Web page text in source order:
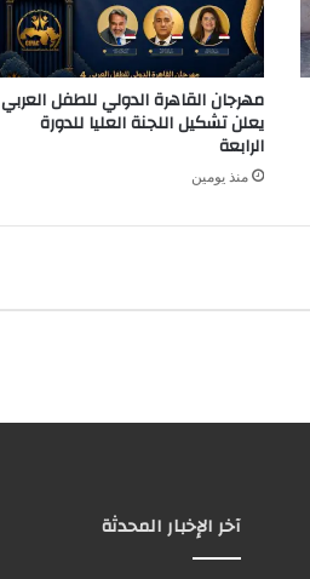
مهرجان القاهرة الدولي للطفل العربي
يعلن تشكيل اللجنة العليا للدورة
الرابعة
منذ يومين
آخر الإخبار المحدثة